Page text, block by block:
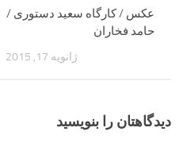
0
عکس / کارگاه سعید دستوری /
حامد فخاران
ژانویه 17, 2015
دیدگاهتان را بنویسید